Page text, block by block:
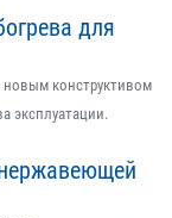
для
конструктивом
эксплуатации.